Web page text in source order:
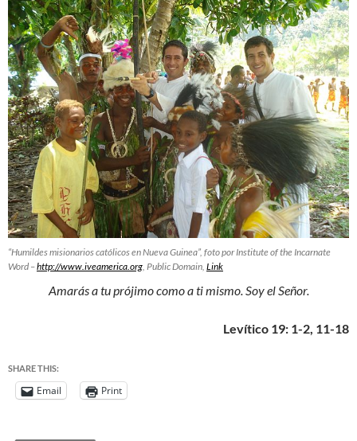
“Humildes misionarios católicos en Nueva Guinea”, foto por Institute of the Incarnate
Word –http://www.iveamerica.org, Public Domain, Link
Amarás a tu prójimo como a ti mismo. Soy el Señor.
Levítico 19: 1-2, 11-18
SHARE THIS:
Email Print